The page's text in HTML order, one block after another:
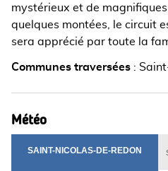
mystérieux et de
quelques montées, le circuit
sera apprécié par toute la
Communes traversées :
Météo